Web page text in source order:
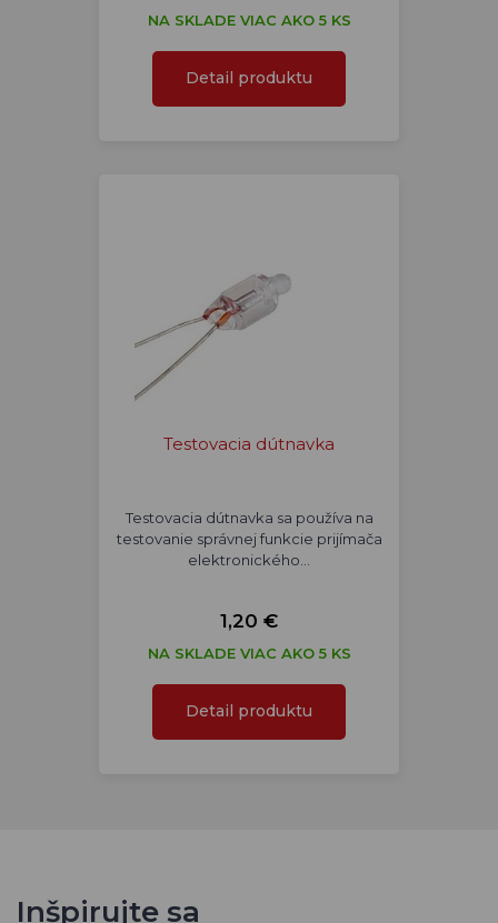
NA SKLADE VIAC AKO 5 KS
Detail produktu
Testovacia dútnavka
Testovacia dútnavka sa používa na
testovanie správnej funkcie prijímača
elektronického…
1,20 €
NA SKLADE VIAC AKO 5 KS
Detail produktu
Inšpirujte sa